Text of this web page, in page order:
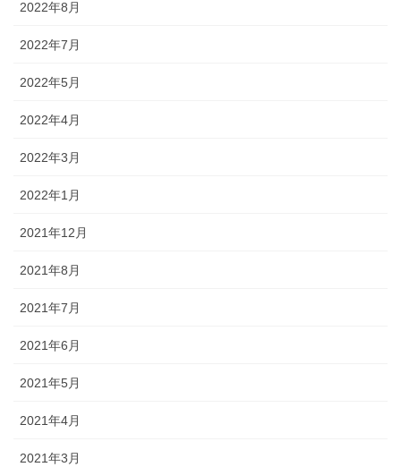
2022年8月
2022年7月
2022年5月
2022年4月
2022年3月
2022年1月
2021年12月
2021年8月
2021年7月
2021年6月
2021年5月
2021年4月
2021年3月